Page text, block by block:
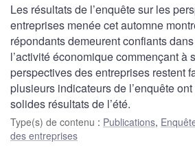
Les résultats de l’enquête sur les
entreprises menée cet automne
répondants demeurent confiants
l’activité économique commençant à
perspectives des entreprises restent
plusieurs indicateurs de l’enquête
solides résultats de l’été.
Type(s) de contenu : Publications,
des entreprises